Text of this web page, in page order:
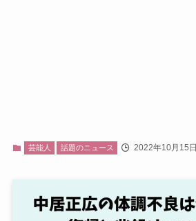
芸能人 話題のニュース 2022年10月15日